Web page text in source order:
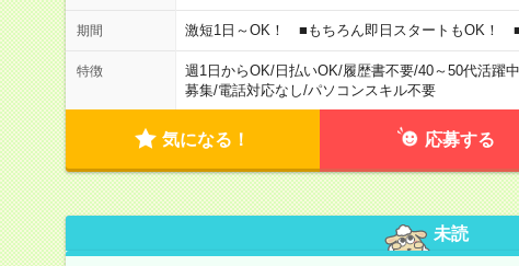
期間 激短1日～OK！ ■もちろん即日スタートもOK！ ■
特徴 週1日からOK/日払いOK/履歴書不要/40～50代活躍中
募集/電話対応なし/パソコンスキル不要
気になる！ 応募する
未読